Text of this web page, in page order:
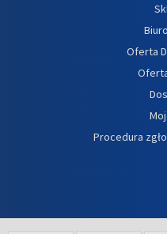
Oferta
Procedura